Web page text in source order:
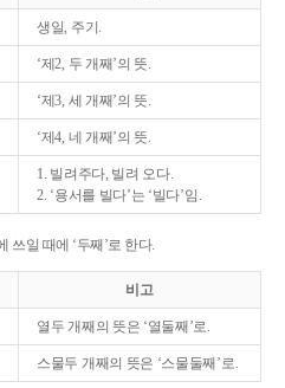
생일, 주기.
‘제2, 두 개째’의 뜻.
‘제3, 세 개째’의 뜻.
‘제4, 네 개째’의 뜻.
1. 빌려주다, 빌려 오다.
2. ‘용서를 빌다’는 ‘빌다’임.
쓰일 때에 ‘두째’로 한다.
비고
열두 개째의 뜻은 ‘열둘째’로.
스물두 개째의 뜻은 ‘스물둘째’로.